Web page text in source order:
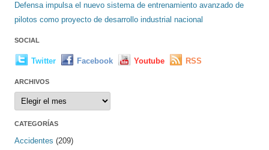
Defensa impulsa el nuevo sistema de entrenamiento avanzado de
pilotos como proyecto de desarrollo industrial nacional
SOCIAL
Twitter Facebook Youtube RSS
ARCHIVOS
Archivos
CATEGORÍAS
Accidentes (209)